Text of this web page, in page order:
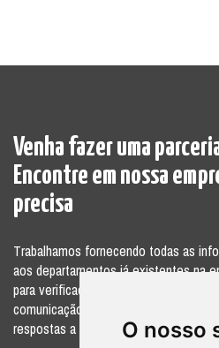
O nosso
Venha fazer uma
Encontre em nossa
precisa
Trabalhamos fornecendo todas as
aos departamentos já existentes na
para verificações e acompanhamento,
comunicação das divergências ou
respostas a consultas por telefone e